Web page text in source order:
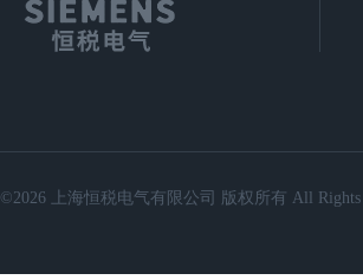
©2026 上海恒税电气有限公司 版权所有 All Rights